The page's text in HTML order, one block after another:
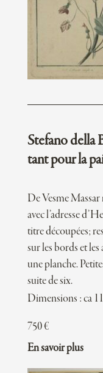
Stefano della
tant pour la
De Vesme
avec l’adresse
titre découpées;
sur les bords et
une planche.
suite de six.
Dimensions : ca
750€
En savoir plus